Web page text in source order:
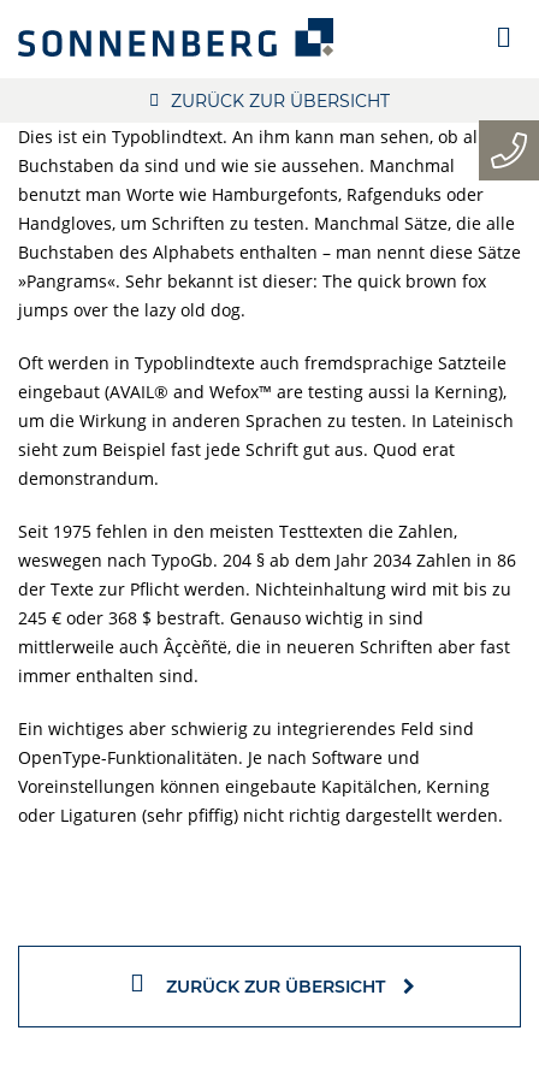
ZURÜCK ZUR ÜBERSICHT
Dies ist ein Typoblindtext. An ihm kann man sehen, ob alle
Buchstaben da sind und wie sie aussehen. Manchmal
benutzt man Worte wie Hamburgefonts, Rafgenduks oder
Handgloves, um Schriften zu testen. Manchmal Sätze, die alle
Buchstaben des Alphabets enthalten – man nennt diese Sätze
»Pangrams«. Sehr bekannt ist dieser: The quick brown fox
jumps over the lazy old dog.
Oft werden in Typoblindtexte auch fremdsprachige Satzteile
eingebaut (AVAIL® and Wefox™ are testing aussi la Kerning),
um die Wirkung in anderen Sprachen zu testen. In Lateinisch
sieht zum Beispiel fast jede Schrift gut aus. Quod erat
demonstrandum.
Seit 1975 fehlen in den meisten Testtexten die Zahlen,
weswegen nach TypoGb. 204 § ab dem Jahr 2034 Zahlen in 86
der Texte zur Pflicht werden. Nichteinhaltung wird mit bis zu
245 € oder 368 $ bestraft. Genauso wichtig in sind
mittlerweile auch Âçcèñtë, die in neueren Schriften aber fast
immer enthalten sind.
Ein wichtiges aber schwierig zu integrierendes Feld sind
OpenType-Funktionalitäten. Je nach Software und
Voreinstellungen können eingebaute Kapitälchen, Kerning
oder Ligaturen (sehr pfiffig) nicht richtig dargestellt werden.
ZURÜCK ZUR ÜBERSICHT